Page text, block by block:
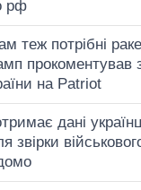
рф
теж потрібні
прокоментував
на Patriot
дані
звірки